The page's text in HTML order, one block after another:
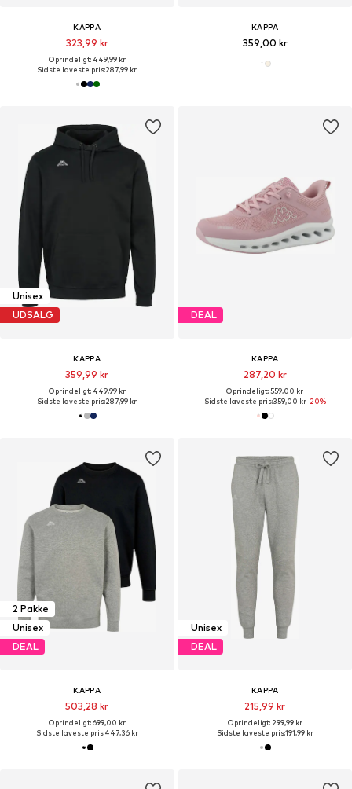
KAPPA
323,99 kr
Oprindeligt: 449,99 kr
Sidste laveste pris:287,99 kr
KAPPA
359,00 kr
Unisex
UDSALG
KAPPA
359,99 kr
Oprindeligt: 449,99 kr
Sidste laveste pris:287,99 kr
DEAL
KAPPA
287,20 kr
Oprindeligt: 559,00 kr
Sidste laveste pris:359,00 kr-20%
2 Pakke
Unisex
DEAL
KAPPA
503,28 kr
Oprindeligt: 699,00 kr
Sidste laveste pris:447,36 kr
Unisex
DEAL
KAPPA
215,99 kr
Oprindeligt: 299,99 kr
Sidste laveste pris:191,99 kr